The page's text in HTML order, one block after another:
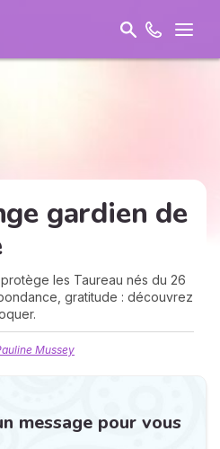
gardien de
les Taureau nés du 26
gratitude : découvrez
Mussey
message pour vous